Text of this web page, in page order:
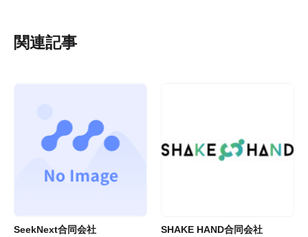
関連記事
SeekNext合同会社 SHAKE HAND合同会社